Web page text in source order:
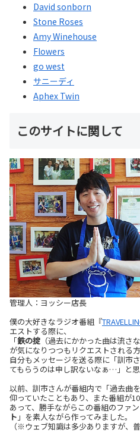
David sonborn
Stone Roses
Amy Winehouse
Flowers
go west
サニーディ
Aphex Twin
このサイトに関して
管理人：ヨッシー店長
僕の大好きなラジオ番組『
エストする際に、
「鉄の掟 （過去にかかった曲は流さな
が気になりつつもリクエストされる
自分もメッセージを送る際に「訓市
てもらうのは申し訳ないなぁ…」と思
以前、訓市さんが番組内で「過去曲
仰っていたこともあり、また番組が
あって、勝手ながらこの番組のファ
ト 」を素人ながら作ってみました。
（※ウェブ知識は多少ありますが、